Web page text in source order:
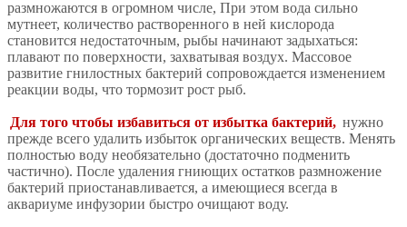
размножаются в огромном числе, При этом вода сильно
мутнеет, количество растворенного в ней кислорода
становится недостаточным, рыбы начинают задыхаться:
плавают по поверхности, захватывая воздух. Массовое
развитие гнилостных бактерий сопровождается изменением
реакции воды, что тормозит рост рыб.
Для того чтобы избавиться от избытка бактерий, нужно
прежде всего удалить избыток органических веществ. Менять
полностью воду необязательно (достаточно подменить
частично). После удаления гниющих остатков размножение
бактерий приостанавливается, а имеющиеся всегда в
аквариуме инфузории быстро очищают воду.